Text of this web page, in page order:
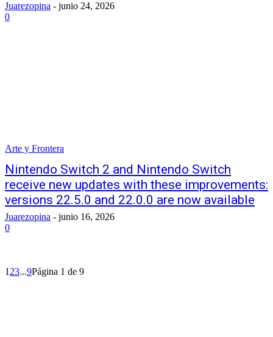
Juarezopina - junio 24, 2026
0
Arte y Frontera
Nintendo Switch 2 and Nintendo Switch
receive new updates with these improvements:
versions 22.5.0 and 22.0.0 are now available
Juarezopina - junio 16, 2026
0
1 23...9Página 1 de 9